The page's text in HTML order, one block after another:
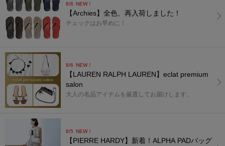
8/6 NEW！
【Archies】全色、再入荷しました！
チェックはお早めに！
8/6 NEW！
【LAUREN RALPH LAUREN】eclat premium
salon
大人の名品アイテムを厳選してお届けします。
8/5 NEW！
【PIERRE HARDY】新着！ALPHA PADバッグ